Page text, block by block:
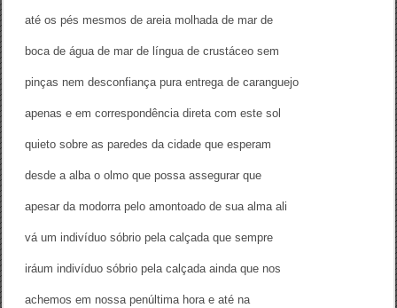
até os pés mesmos de areia molhada de mar de
boca de água de mar de língua de crustáceo sem
pinças nem desconfiança pura entrega de caranguejo
apenas e em correspondência direta com este sol
quieto sobre as paredes da cidade que esperam
desde a alba o olmo que possa assegurar que
apesar da modorra pelo amontoado de sua alma ali
vá um indivíduo sóbrio pela calçada que sempre
iráum indivíduo sóbrio pela calçada ainda que nos
achemos em nossa penúltima hora e até na